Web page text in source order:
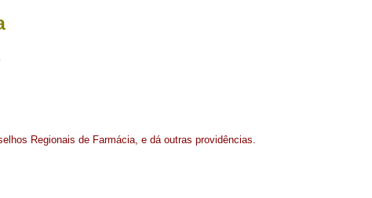
Regionais de Farmácia, e dá outras providências.